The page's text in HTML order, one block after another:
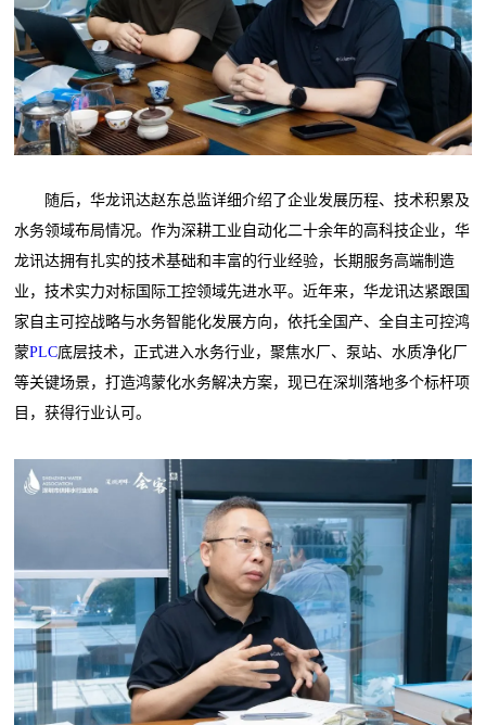
随后，华龙讯达赵东总监详细介绍了企业发展历程、技术积累及
水务领域布局情况。作为深耕工业自动化二十余年的高科技企业，华
龙讯达拥有扎实的技术基础和丰富的行业经验，长期服务高端制造
业，技术实力对标国际工控领域先进水平。近年来，华龙讯达紧跟国
家自主可控战略与水务智能化发展方向，依托全国产、全自主可控鸿
蒙PLC底层技术，正式进入水务行业，聚焦水厂、泵站、水质净化厂
等关键场景，打造鸿蒙化水务解决方案，现已在深圳落地多个标杆项
目，获得行业认可。